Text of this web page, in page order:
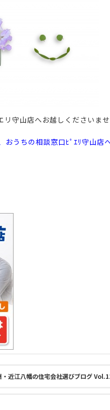
リ守山店へお越しくださいま
おうちの相談窓口ﾋﾟｴﾘ守山店
・近江八幡の住宅会社選びブログ